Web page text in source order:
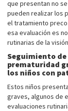
que presentan no
pueden realizar los
el tratamiento
esa evaluación es
rutinarias de la
Seguimiento
prematuridad
los niños con
Estos niños
graves, algunos de
evaluaciones